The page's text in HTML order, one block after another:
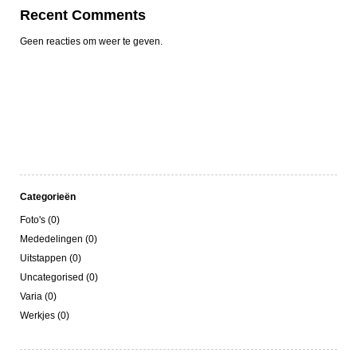
Recent Comments
Geen reacties om weer te geven.
Categorieën
Foto's (0)
Mededelingen (0)
Uitstappen (0)
Uncategorised (0)
Varia (0)
Werkjes (0)